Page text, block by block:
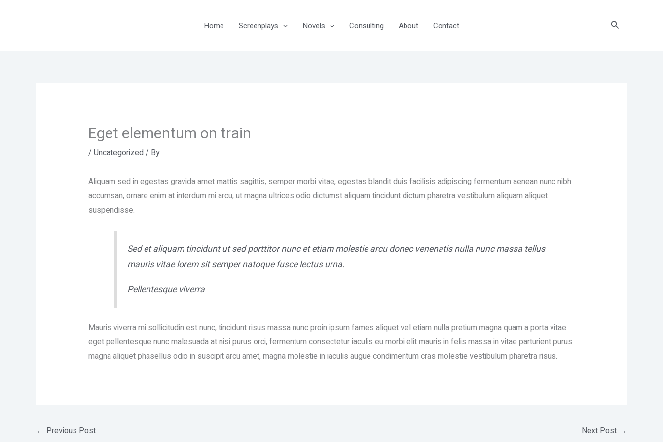
Home Screenplays Novels Consulting About Contact Search
Eget elementum on train
/ Uncategorized/ By
Aliquam sed in egestas gravida amet mattis sagittis, semper morbi vitae, egestas blandit duis facilisis adipiscing fermentum aenean nunc nibh
accumsan, ornare enim at interdum mi arcu, ut magna ultrices odio dictumst aliquam tincidunt dictum pharetra vestibulum aliquam aliquet
suspendisse.
Sed et aliquam tincidunt ut sed porttitor nunc et etiam molestie arcu donec venenatis nulla nunc massa tellus
mauris vitae lorem sit semper natoque fusce lectus urna.
Pellentesque viverra
Mauris viverra mi sollicitudin est nunc, tincidunt risus massa nunc proin ipsum fames aliquet vel etiam nulla pretium magna quam a porta vitae
eget pellentesque nunc malesuada at nisi purus orci, fermentum consectetur iaculis eu morbi elit mauris in felis massa in vitae parturient purus
magna aliquet phasellus odio in suscipit arcu amet, magna molestie in iaculis augue condimentum cras molestie vestibulum pharetra risus.
← Previous Post Next Post →